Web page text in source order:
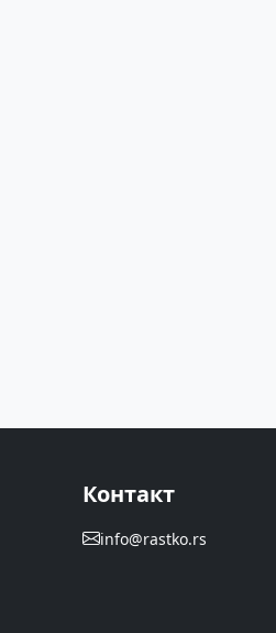
Контакт
info@rastko.rs